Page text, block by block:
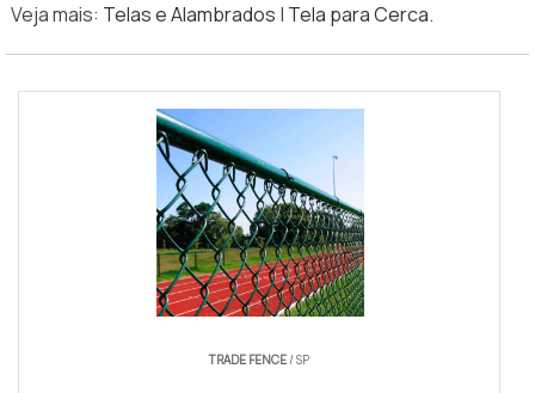
Veja mais: Telas e Alambrados | Tela para Cerca.
TRADE FENCE/ SP